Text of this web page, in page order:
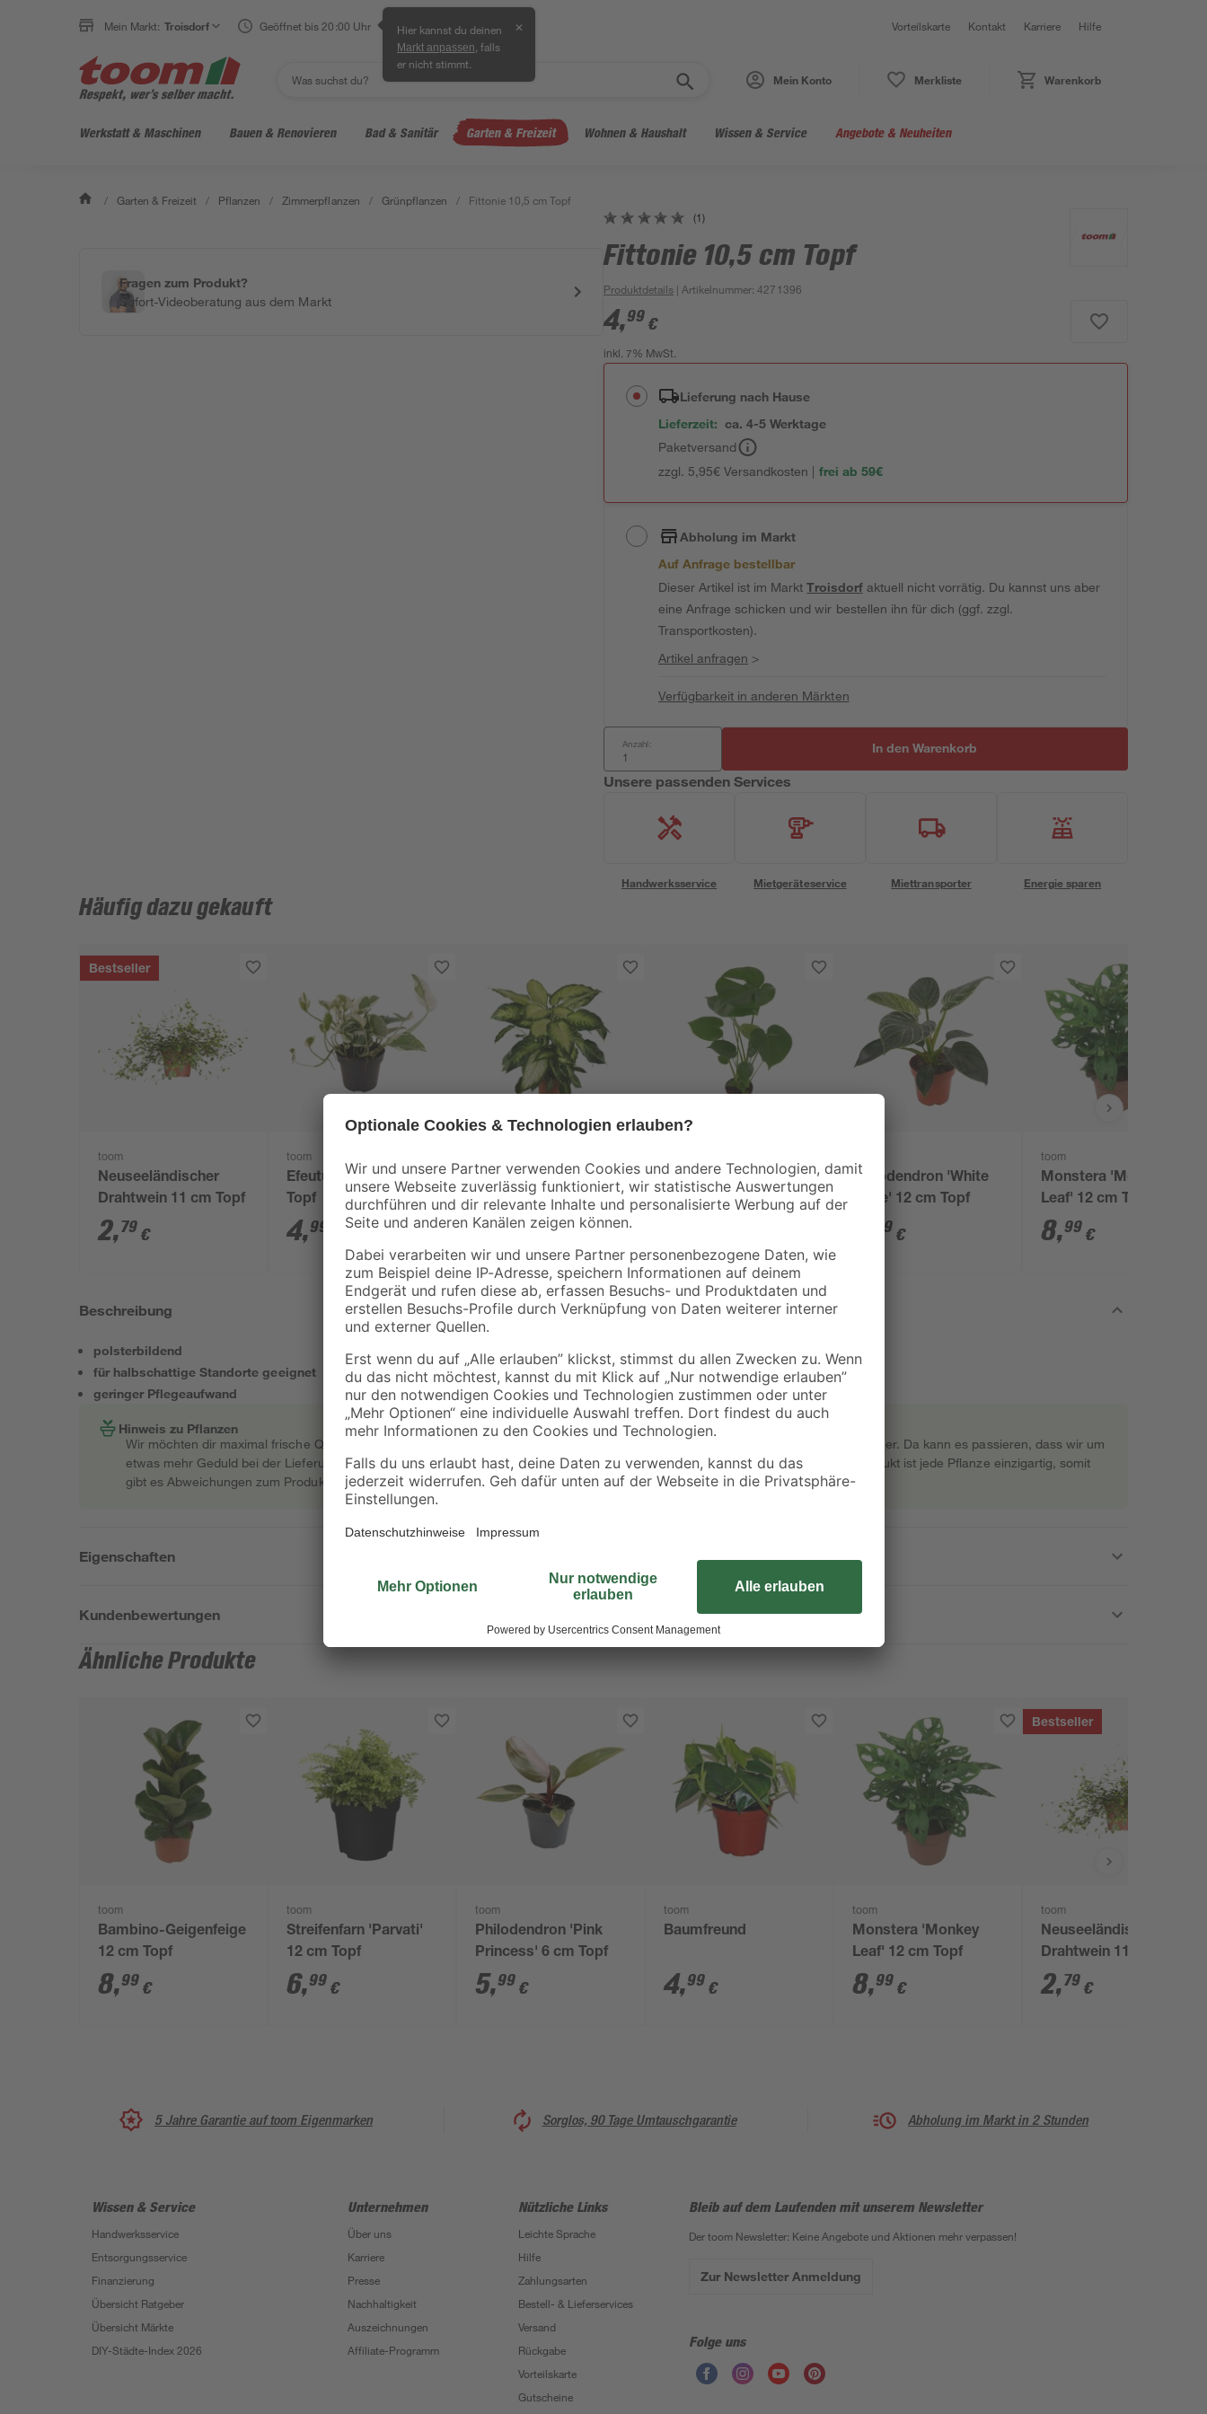
Mein Markt: Troisdorf Geöffnet bis 20:00 Uhr Hier kannst du deinen
Markt anpassen , falls
er nicht stimmt.
✕ Vorteilskarte Kontakt Karriere Hilfe
Mein Konto Merkliste Warenkorb
Werkstatt & Maschinen Bauen & Renovieren Bad & Sanitär Garten & Freizeit Wohnen & Haushalt Wissen & Service Angebote & Neuheiten
/ Garten & Freizeit / Pflanzen / Zimmerpflanzen / Grünpflanzen / Fittonie 10,5 cm Topf
Fragen zum Produkt?
Sofort-Videoberatung aus dem Markt
(1)
Fittonie 10,5 cm Topf
Produktdetails | Artikelnummer:4271396
4,99 €
inkl. 7% MwSt.
Lieferung nach Hause
Lieferzeit: ca. 4-5 Werktage
Paketversand
zzgl. 5,95€ Versandkosten | frei ab 59€
Abholung im Markt
Auf Anfrage bestellbar
Dieser Artikel ist im MarktTroisdorfaktuell nicht vorrätig. Du kannst uns aber
eine Anfrage schicken und wir bestellen ihn für dich (ggf. zzgl.
Transportkosten).
Artikel anfragen >
Verfügbarkeit in anderen Märkten
Anzahl: In den Warenkorb
Unsere passenden Services
Handwerksservice Mietgeräteservice Miettransporter Energie sparen
Häufig dazu gekauft
Bestseller
toom
Neuseeländischer
Drahtwein 11 cm Topf
2,79 €
toom
Efeutute 'N'joy' 11 cm
Topf
4,99
Dieffenbachie 12 cm
Topf
4,99
Monstera 12 cm Topf
Philodendron 'White
Wave' 12 cm Topf
99 €
toom
Monstera 'Monkey
Leaf' 12 cm Topf
8,99 €
Beschreibung
polsterbildend
für halbschattige Standorte geeignet
geringer Pflegeaufwand
Hinweis zu Pflanzen
Wir möchten dir maximal frische Qualität garantieren. Deswegen ordern wir deine Pflanze erst nach der Bestellung direkt beim Gärtner. Da kann es passieren, dass wir um
etwas mehr Geduld bei der Lieferung bitten müssen. So kannst du dich über eine frische und gesunde Pflanze freuen! Als Naturprodukt ist jede Pflanze einzigartig, somit
gibt es Abweichungen zum Produktfoto.
Eigenschaften
Kundenbewertungen
Ähnliche Produkte
toom
Bambino-Geigenfeige
12 cm Topf
8,99 €
toom
Streifenfarn 'Parvati'
12 cm Topf
6,99 €
toom
Philodendron 'Pink
Princess' 6 cm Topf
5,99 €
toom
Baumfreund
4,99 €
toom
Monstera 'Monkey
Leaf' 12 cm Topf
8,99 €
Bestseller
toom
Neuseeländischer
Drahtwein 11 cm Topf
2,79 €
5 Jahre Garantie auf toom Eigenmarken Sorglos, 90 Tage Umtauschgarantie Abholung im Markt in 2 Stunden
Wissen & Service
Handwerksservice
Entsorgungsservice
Finanzierung
Übersicht Ratgeber
Übersicht Märkte
DIY-Städte-Index 2026
Unternehmen
Über uns
Karriere
Presse
Nachhaltigkeit
Auszeichnungen
Affiliate-Programm
Nützliche Links
Leichte Sprache
Hilfe
Zahlungsarten
Bestell- & Lieferservices
Versand
Rückgabe
Vorteilskarte
Gutscheine
Bleib auf dem Laufenden mit unserem Newsletter
Der toom Newsletter: Keine Angebote und Aktionen mehr verpassen!
Zur Newsletter Anmeldung
Folge uns